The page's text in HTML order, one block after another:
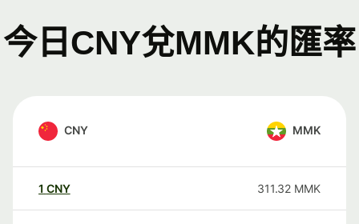
今日CNY兌MMK的匯率
CNY MMK
1 CNY 311.32 MMK